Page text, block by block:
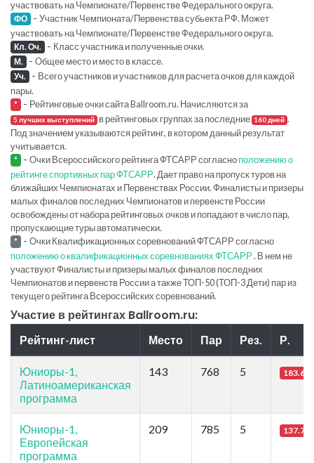
участвовать на Чемпионате/Первенстве Федерального округа.
ФО - Участник Чемпионата/Первенства субьекта РФ. Может
участвовать на Чемпионате/Первенстве Федерального округа.
Кл. Оч. - Класс участника и полученные очки.
М. - Общее место и место в классе.
Уч. - Всего участников и участников для расчета очков для каждой
пары.
* - Рейтинговые очки сайта Ballroom.ru. Начисляются за
5 лучших выступлений в рейтинговых группах за последние 160 дней .
Под значением указываются рейтинг, в котором данный результат
учитывается.
* - Очки Всероссийского рейтинга ФТСАРР согласноположению о
рейтинге спортивных пар ФТСАРР. Дает право на пропуск туров на
ближайших Чемпионатах и Первенствах России. Финалисты и призеры
малых финалов последних Чемпионатов и первенств России
освобождены от набора рейтинговых очков и попадают в число пар,
пропускающие туры автоматически.
* - Очки Квалификационных соревнований ФТСАРР согласно
положению о квалификационных соревнованиях ФТСАРР. В нем не
участвуют Финалисты и призеры малых финалов последних
Чемпионатов и первенств России а также ТОП-50 (ТОП-3 Дети) пар из
текущего рейтинга Всероссийских соревнований.
Участие в рейтингах Ballroom.ru:
Рейтинг-лист Место Пар Рез. Р.
Юниоры-1,
Латиноамериканская
программа
143 768 5 183.67
Юниоры-1,
Европейская
программа
209 785 5 137.75